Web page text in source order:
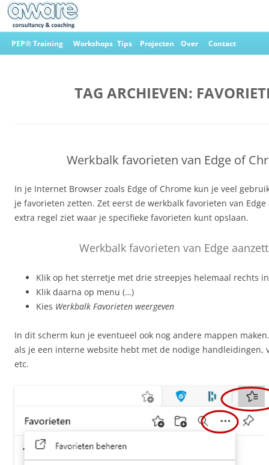
Ga
naar
PEP® Training Workshops Tips Projecten Over Contact
TAG ARCHIEVEN:
Werkbalk favorieten van Edge of
In je Internet Browser zoals Edge of Chrome kun je veel
je favorieten zetten. Zet eerst de werkbalk favorieten van
extra regel ziet waar je specifieke favorieten kunt opslaan.
Werkbalk favorieten van Edge
Klik op het sterretje met drie streepjes helemaal rechts
Klik daarna op menu (…)
Kies Werkbalk Favorieten weergeven
In dit scherm kun je eventueel ook nog andere mappen
als je een interne website hebt met de nodige handleidingen,
etc.